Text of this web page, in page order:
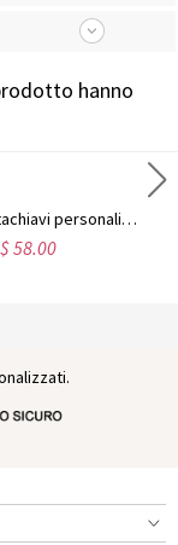
hanno
Collana portachiavi personalizzata con foto incisa di animali domestici
$ 58.00